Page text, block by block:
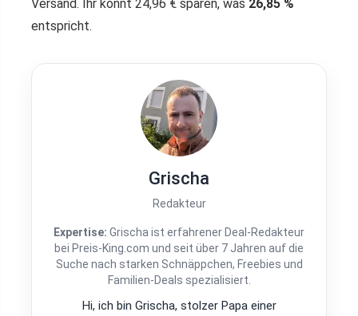
Versand. Ihr könnt 24,96 € sparen, was 26,85 %
entspricht.
Grischa
Redakteur
Expertise: Grischa ist erfahrener Deal-Redakteur
bei Preis-King.com und seit über 7 Jahren auf die
Suche nach starken Schnäppchen, Freebies und
Familien-Deals spezialisiert.
Hi, ich bin Grischa, stolzer Papa einer